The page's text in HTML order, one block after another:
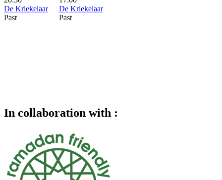
De Kriekelaar
Past
De Kriekelaar
Past
In collaboration with :